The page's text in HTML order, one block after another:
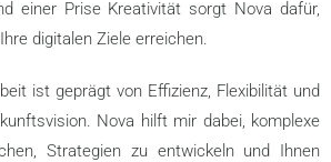
einer Prise Kreativität sorgt Nova dafür,
digitalen Ziele erreichen.
ist geprägt von Effizienz, Flexibilität und
Nova hilft mir dabei, komplexe
Strategien zu entwickeln und Ihnen